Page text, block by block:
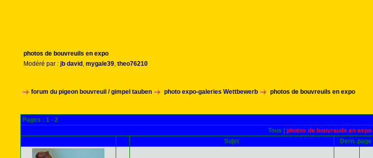
photos de bouvreuils en expo
Modéré par : jb david , mygale39, theo76210
forum du pigeon bouvreuil / gimpel tauben photo expo-galeries Wettbewerb photos de bouvreuils en expo
Pages : 1- 2
Tous
photos de bouvreuils en expo|
Sujet
Dern. page